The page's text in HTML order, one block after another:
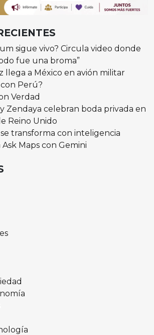
sigue vivo? Circula video donde
fue una broma”
llega a México en avión militar
Perú?
Verdad
Zendaya celebran boda privada en
Reino Unido
transforma con inteligencia
Maps con Gemini